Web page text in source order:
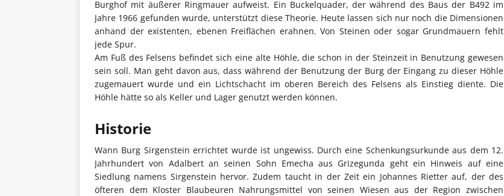
Burghof mit äußerer Ringmauer aufweist. Ein Buckelquader, der während des Baus der B492 im
Jahre 1966 gefunden wurde, unterstützt diese Theorie. Heute lassen sich nur noch die Dimensionen
anhand der existenten, ebenen Freiflächen erahnen. Von Steinen oder sogar Grundmauern fehlt
jede Spur.
Am Fuß des Felsens befindet sich eine alte Höhle, die schon in der Steinzeit in Benutzung gewesen
sein soll. Man geht davon aus, dass während der Benutzung der Burg der Eingang zu dieser Höhle
zugemauert wurde und ein Lichtschacht im oberen Bereich des Felsens als Einstieg diente. Die
Höhle hätte so als Keller und Lager genutzt werden können.
Historie
Wann Burg Sirgenstein errichtet wurde ist ungewiss. Durch eine Schenkungsurkunde aus dem 12.
Jahrhundert von Adalbert an seinen Sohn Emecha aus Grizegunda geht ein Hinweis auf eine
Siedlung namens Sirgenstein hervor. Zudem taucht in der Zeit ein Johannes Rietter auf, der des
öfteren dem Kloster Blaubeuren Nahrungsmittel von seinen Wiesen aus der Region zwischen